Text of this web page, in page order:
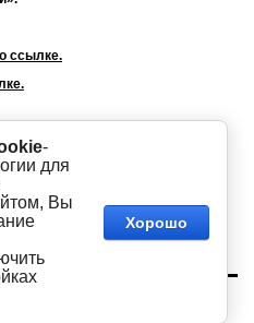
ссылке.
© 2016 - 2026
-
для
Вы
Хорошо